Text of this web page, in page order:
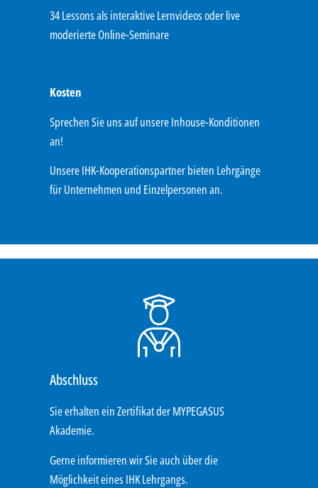
34 Lessons als interaktive Lernvideos oder live
moderierte Online-Seminare
Kosten
Sprechen Sie uns auf unsere Inhouse-Konditionen
an!
Unsere IHK-Kooperationspartner bieten Lehrgänge
für Unternehmen und Einzelpersonen an.
Abschluss
Sie erhalten ein Zertifikat der MYPEGASUS
Akademie.
Gerne informieren wir Sie auch über die
Möglichkeit eines IHK Lehrgangs.